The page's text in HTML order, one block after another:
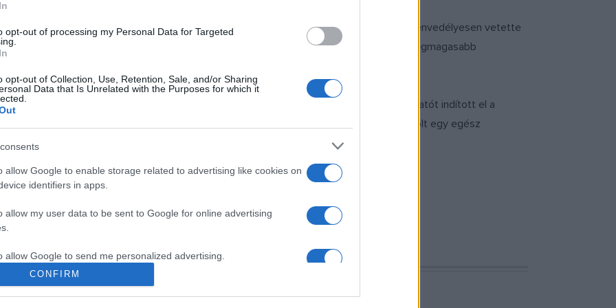
opt-out of processing my Personal Data for Targeted
opt-out of Collection, Use, Retention, Sale, and/or Sharing
Data that Is Unrelated with the Purposes for which it
allow Google to enable storage related to advertising like cookies on
identifiers in apps.
allow my user data to be sent to Google for online advertising
allow Google to send me personalized advertising.
allow Google to enable storage related to analytics like cookies on
CONFIRM
a reneszánsz szellemiségének megfelelően rendkívül széles volt az érdeklődése. Szenvedélyesen vetette
és a fényképezőgépek világába egyaránt, az irodalmon kívül is mindenhol a legmagasabb
kutatva.
nagy hatást gyakorolt hallgatóira, oktatói munkássága során sok nemzedéknyi kutatót indított el a
1980-as évek elején írt és publikált két gimnáziumi irodalomtankönyve nagy hatással volt egy egész
meg gyógyíthatatlan betegségével folytatott több mint két évtizedes harcát is.